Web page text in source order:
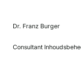
Dr. Franz Burger
Consultant